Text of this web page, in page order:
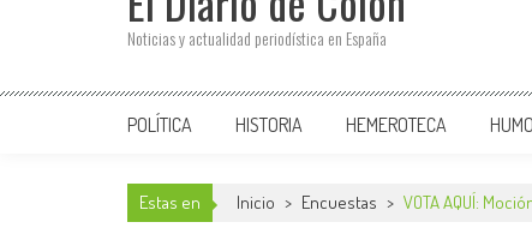
Noticias y actualidad periodística en España
POLÍTICA HISTORIA HEMEROTECA
Estas en Inicio > Encuestas > VOTA AQUÍ: